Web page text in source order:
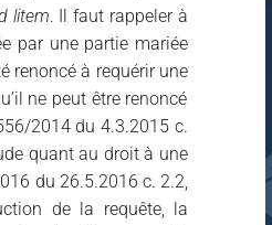
litem. Il faut rappeler à
par une partie mariée
renoncé à requérir une
ne peut être renoncé
2014 du 4.3.2015 c.
quant au droit à une
du 26.5.2016 c. 2.2,
de la requête, la